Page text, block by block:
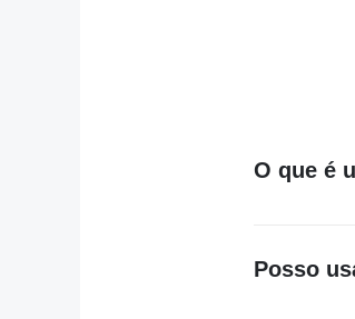
O que é
Posso